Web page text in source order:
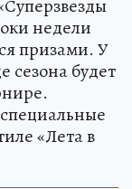
недели
призами. У
сезона будет
«Лета в